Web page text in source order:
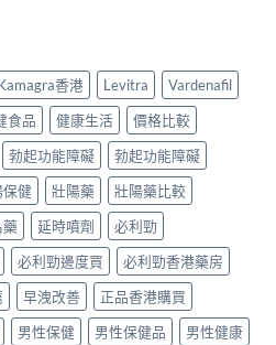
香港 Levitra
Vardenafil
食品 健康生活
價格比較
勃起功能障礙
勃起功能障礙
保健 壯陽藥
壯陽藥比較
延時噴劑
必利勁
必利勁邊度買
必利勁香港藥房
早洩改善
正品香港購買
男性保健 男性保健品
男性健康